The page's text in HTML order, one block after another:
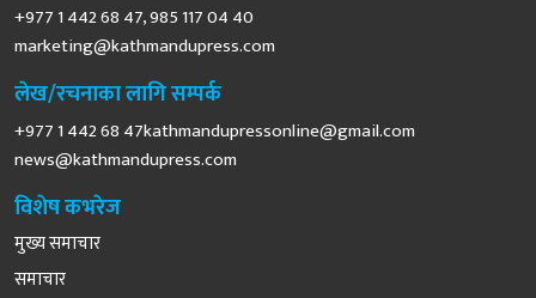
+977 1 442 68 47, 985 117 04 40
marketing@kathmandupress.com
लेख/रचनाका लागि सम्पर्क
+977 1 442 68 47kathmandupressonline@gmail.com
news@kathmandupress.com
विशेष कभरेज
मुख्य समाचार
समाचार